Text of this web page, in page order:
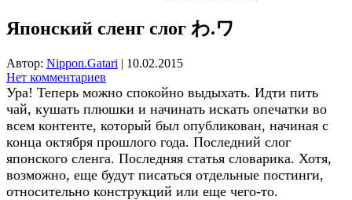
Японский сленг слог わ.ワ
Автор: Nippon.Gatari | 10.02.2015
Нет комментариев
Ура! Теперь можно спокойно выдыхать. Идти пить
чай, кушать плюшки и начинать искать опечатки во
всем контенте, который был опубликован, начиная с
конца октября прошлого года. Последний слог
японского сленга. Последняя статья словарика. Хотя,
возможно, еще будут писаться отдельные постинги,
относительно конструкций или еще чего-то.